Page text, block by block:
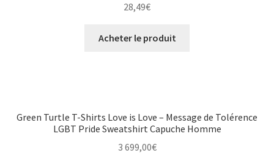
28,49€
Acheter le produit
Green Turtle T-Shirts Love is Love – Message de Tolérence
LGBT Pride Sweatshirt Capuche Homme
3 699,00€